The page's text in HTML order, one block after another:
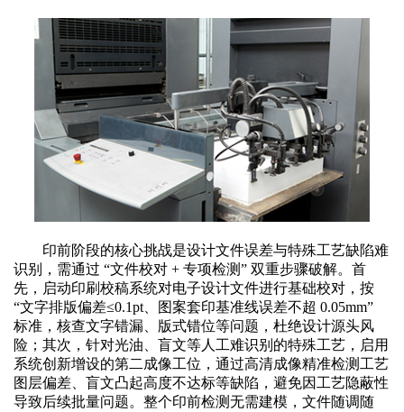
印前阶段的核心挑战是设计文件误差与特殊工艺缺陷难
识别，需通过 “文件校对 + 专项检测” 双重步骤破解。首
先，启动印刷校稿系统对电子设计文件进行基础校对，按
“文字排版偏差≤0.1pt、图案套印基准线误差不超 0.05mm”
标准，核查文字错漏、版式错位等问题，杜绝设计源头风
险；其次，针对光油、盲文等人工难识别的特殊工艺，启用
系统创新增设的第二成像工位，通过高清成像精准检测工艺
图层偏差、盲文凸起高度不达标等缺陷，避免因工艺隐蔽性
导致后续批量问题。整个印前检测无需建模，文件随调随